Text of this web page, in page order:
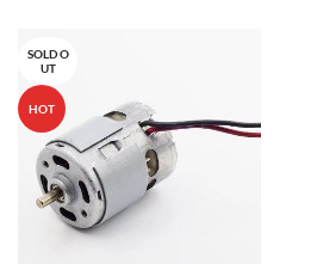
SOLD O
UT
HOT